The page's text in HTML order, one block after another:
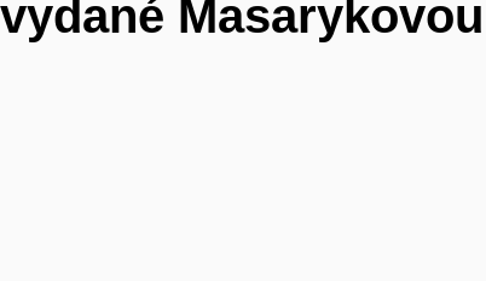
Masarykovou